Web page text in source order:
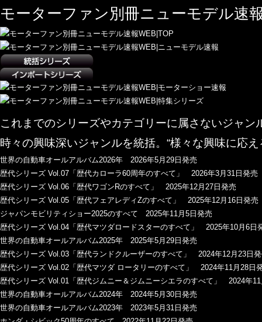
モーターファン別冊ニューモデル速
これまでのシリーズやカテゴリーに属さないジャ
時々の興味深いジャンルを統括。“様々な興味に応
世界の自動車オールアルバム2026年 2026年5月29日発売
歴代シリーズ Vol.07「歴代カローラ60周年のすべて」 2026年3月31日発売
歴代シリーズ Vol.06「歴代ワゴンRのすべて」 2025年12月27日発売
歴代シリーズ Vol.05「歴代フェアレディZのすべて」 2025年12月16日発売
ジャパンモビリティショー2025のすべて 2025年11月5日発売
歴代シリーズ Vol.04「歴代マツダロードスターのすべて」 2025年10月6日
世界の自動車オールアルバム2025年 2025年5月29日発売
歴代シリーズ Vol.03「歴代ランドクルーザーのすべて」 2024年12月23日
歴代シリーズ Vol.02「歴代マツダ ロータリーのすべて」 2024年11月28日
歴代シリーズ Vol.01「歴代ジムニー＆ジムニーシエラのすべて」 2024年
世界の自動車オールアルバム2024年 2024年5月30日発売
世界の自動車オールアルバム2023年 2023年5月31日発売